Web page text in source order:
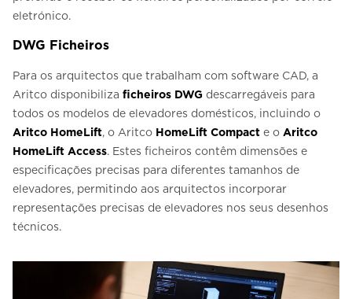
eletrónico.
DWG Ficheiros
Para os arquitectos que trabalham com software CAD, a
Aritco disponibiliza ficheiros DWG descarregáveis para
todos os modelos de elevadores domésticos, incluindo o
Aritco HomeLift, o Aritco HomeLift Compact e o Aritco
HomeLift Access. Estes ficheiros contêm dimensões e
especificações precisas para diferentes tamanhos de
elevadores, permitindo aos arquitectos incorporar
representações precisas de elevadores nos seus desenhos
técnicos.